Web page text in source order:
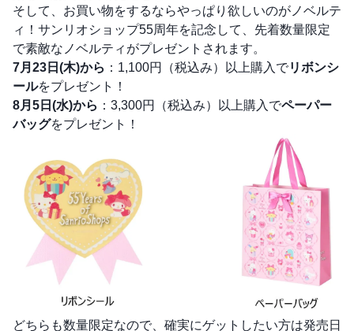
そして、お買い物をするならやっぱり欲しいのがノベルテ
ィ！サンリオショップ55周年を記念して、先着数量限定
で素敵なノベルティがプレゼントされます。
7月23日(木)から ：1,100円（税込み）以上購入でリボンシ
ールをプレゼント！
8月5日(水)から ：3,300円（税込み）以上購入でペーパー
バッグをプレゼント！
どちらも数量限定なので、確実にゲットしたい方は発売日